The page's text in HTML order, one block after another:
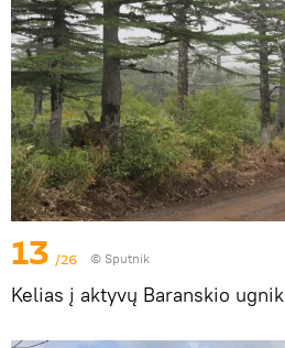
13 /26 © Sputnik
Kelias į aktyvų Baranskio